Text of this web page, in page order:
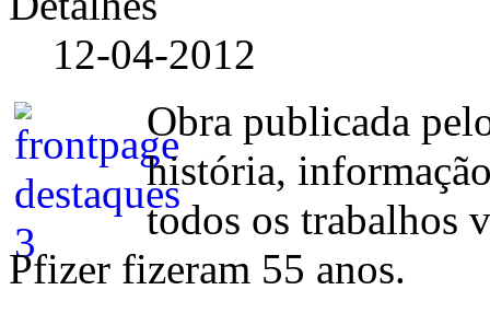
12-04-2012
Obra publicada
história,
todos os trabalhos
Pfizer fizeram 55 anos.